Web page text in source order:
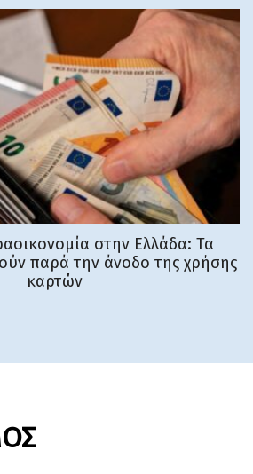
στην Ελλάδα: Τα
παρά την άνοδο της χρήσης
καρτών